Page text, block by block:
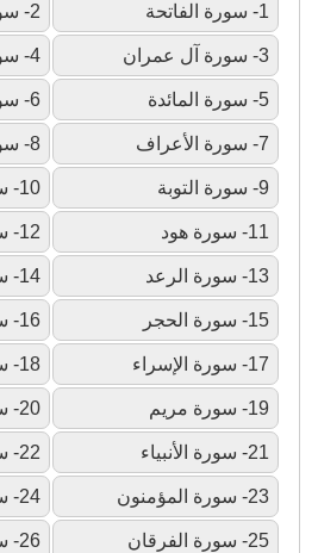
1- سورة الفاتحة 2- سورة البقرة
3- سورة آل عمران 4- سورة النساء
5- سورة المائدة 6- سورة الأنعام
7- سورة الأعراف 8- سورة الأنفال
9- سورة التوبة 10- سورة يونس
11- سورة هود 12- سورة يوسف
13- سورة الرعد 14- سورة إبراهيم
15- سورة الحجر 16- سورة النحل
17- سورة الإسراء 18- سورة الكهف
19- سورة مريم 20- سورة طه
21- سورة الأنبياء 22- سورة الحج
23- سورة المؤمنون 24- سورة النور
25- سورة الفرقان 26- سورة الشعراء